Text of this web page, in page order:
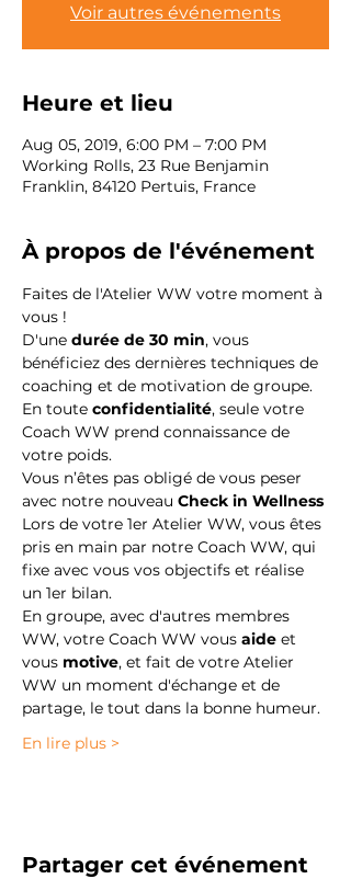
Voir autres événements
Heure et lieu
Aug 05, 2019, 6:00 PM – 7:00 PM
Working Rolls, 23 Rue Benjamin
Franklin, 84120 Pertuis, France
À propos de l'événement
Faites de l'Atelier WW votre moment à
vous !
D'une durée de 30 min, vous
bénéficiez des dernières techniques de
coaching et de motivation de groupe.
En toute confidentialité, seule votre
Coach WW prend connaissance de
votre poids.
Vous n’êtes pas obligé de vous peser
avec notre nouveau Check in Wellness
Lors de votre 1er Atelier WW, vous êtes
pris en main par notre Coach WW, qui
fixe avec vous vos objectifs et réalise
un 1er bilan.
En groupe, avec d'autres membres
WW, votre Coach WW vous aide et
vous motive, et fait de votre Atelier
WW un moment d'échange et de
partage, le tout dans la bonne humeur.
En lire plus >
Partager cet événement